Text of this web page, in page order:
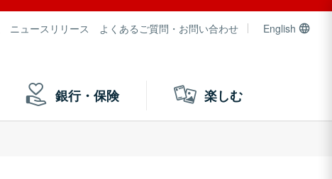
ニュースリリース よくあるご質問・お問い合わせ English
銀行・保険 楽しむ